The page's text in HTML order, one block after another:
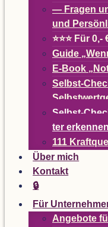
— Fra­gen
und
⭐⭐⭐ Für 0,-
Guide „
E-Book „
Selbst-
Selbst-
ter
111
Über mich
Kon­takt
🔒
Für
Ange­bote